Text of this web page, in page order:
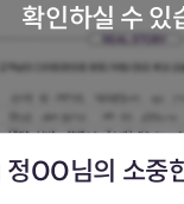
확인하실 수 있
정OO님의 소중